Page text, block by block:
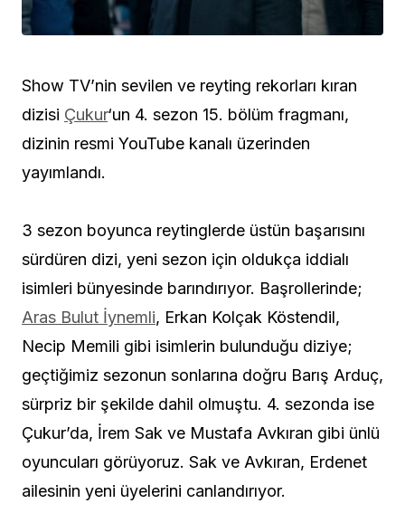
Show TV’nin sevilen ve reyting rekorları kıran
dizisi Çukur‘un 4. sezon 15. bölüm fragmanı,
dizinin resmi YouTube kanalı üzerinden
yayımlandı.
3 sezon boyunca reytinglerde üstün başarısını
sürdüren dizi, yeni sezon için oldukça iddialı
isimleri bünyesinde barındırıyor. Başrollerinde;
Aras Bulut İynemli, Erkan Kolçak Köstendil,
Necip Memili gibi isimlerin bulunduğu diziye;
geçtiğimiz sezonun sonlarına doğru Barış Arduç,
sürpriz bir şekilde dahil olmuştu. 4. sezonda ise
Çukur’da, İrem Sak ve Mustafa Avkıran gibi ünlü
oyuncuları görüyoruz. Sak ve Avkıran, Erdenet
ailesinin yeni üyelerini canlandırıyor.